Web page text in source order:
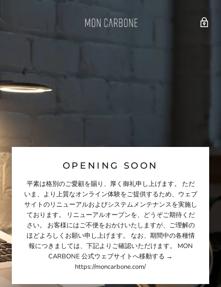
OPENING SOON
平素は格別のご愛顧を賜り、厚く御礼申し上げます。 ただ
いま、より上質なオンライン体験をご提供するため、ウェブ
サイトのリニューアルおよびシステムメンテナンスを実施し
ております。 リニューアルオープンを、どうぞご期待くだ
さい。 お客様にはご不便をおかけいたしますが、ご理解の
ほどよろしくお願い申し上げます。 なお、期間中の各種情
報につきましては、下記よりご確認いただけます。 MON
CARBONE 公式ウェブサイトへ移動する →
https://moncarbone.com/